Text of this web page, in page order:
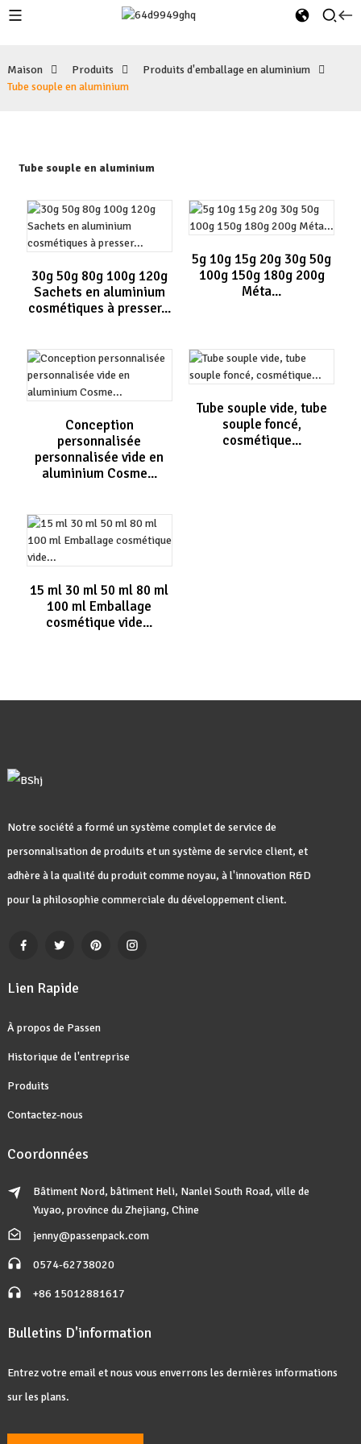
Maison Produits
Produits d'emballage en aluminium
Tube souple en aluminium
Tube souple en aluminium
30g 50g 80g 100g 120g
Sachets en aluminium
cosmétiques à presser...
5g 10g 15g 20g 30g 50g
100g 150g 180g 200g
Méta...
Conception
personnalisée
personnalisée vide en
aluminium Cosme...
Tube souple vide, tube
souple foncé,
cosmétique...
15 ml 30 ml 50 ml 80 ml
100 ml Emballage
cosmétique vide...
Notre société a formé un système complet de service de
personnalisation de produits et un système de service client, et
adhère à la qualité du produit comme noyau, à l'innovation R&D
pour la philosophie commerciale du développement client.
Lien Rapide
À propos de Passen
Historique de l'entreprise
Produits
Contactez-nous
Coordonnées
Bâtiment Nord, bâtiment Heli, Nanlei South Road, ville de
Yuyao, province du Zhejiang, Chine
jenny@passenpack.com
0574-62738020
+86 15012881617
Bulletins D'information
Entrez votre email et nous vous enverrons les dernières informations
sur les plans.